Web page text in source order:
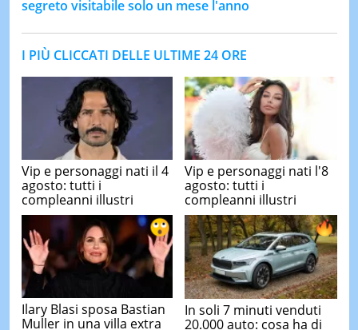
segreto visitabile solo un mese l'anno
I PIÙ CLICCATI DELLE ULTIME 24 ORE
Vip e personaggi nati il 4
agosto: tutti i
compleanni illustri
Vip e personaggi nati l'8
agosto: tutti i
compleanni illustri
Ilary Blasi sposa Bastian
Muller in una villa extra
In soli 7 minuti venduti
20.000 auto: cosa ha di